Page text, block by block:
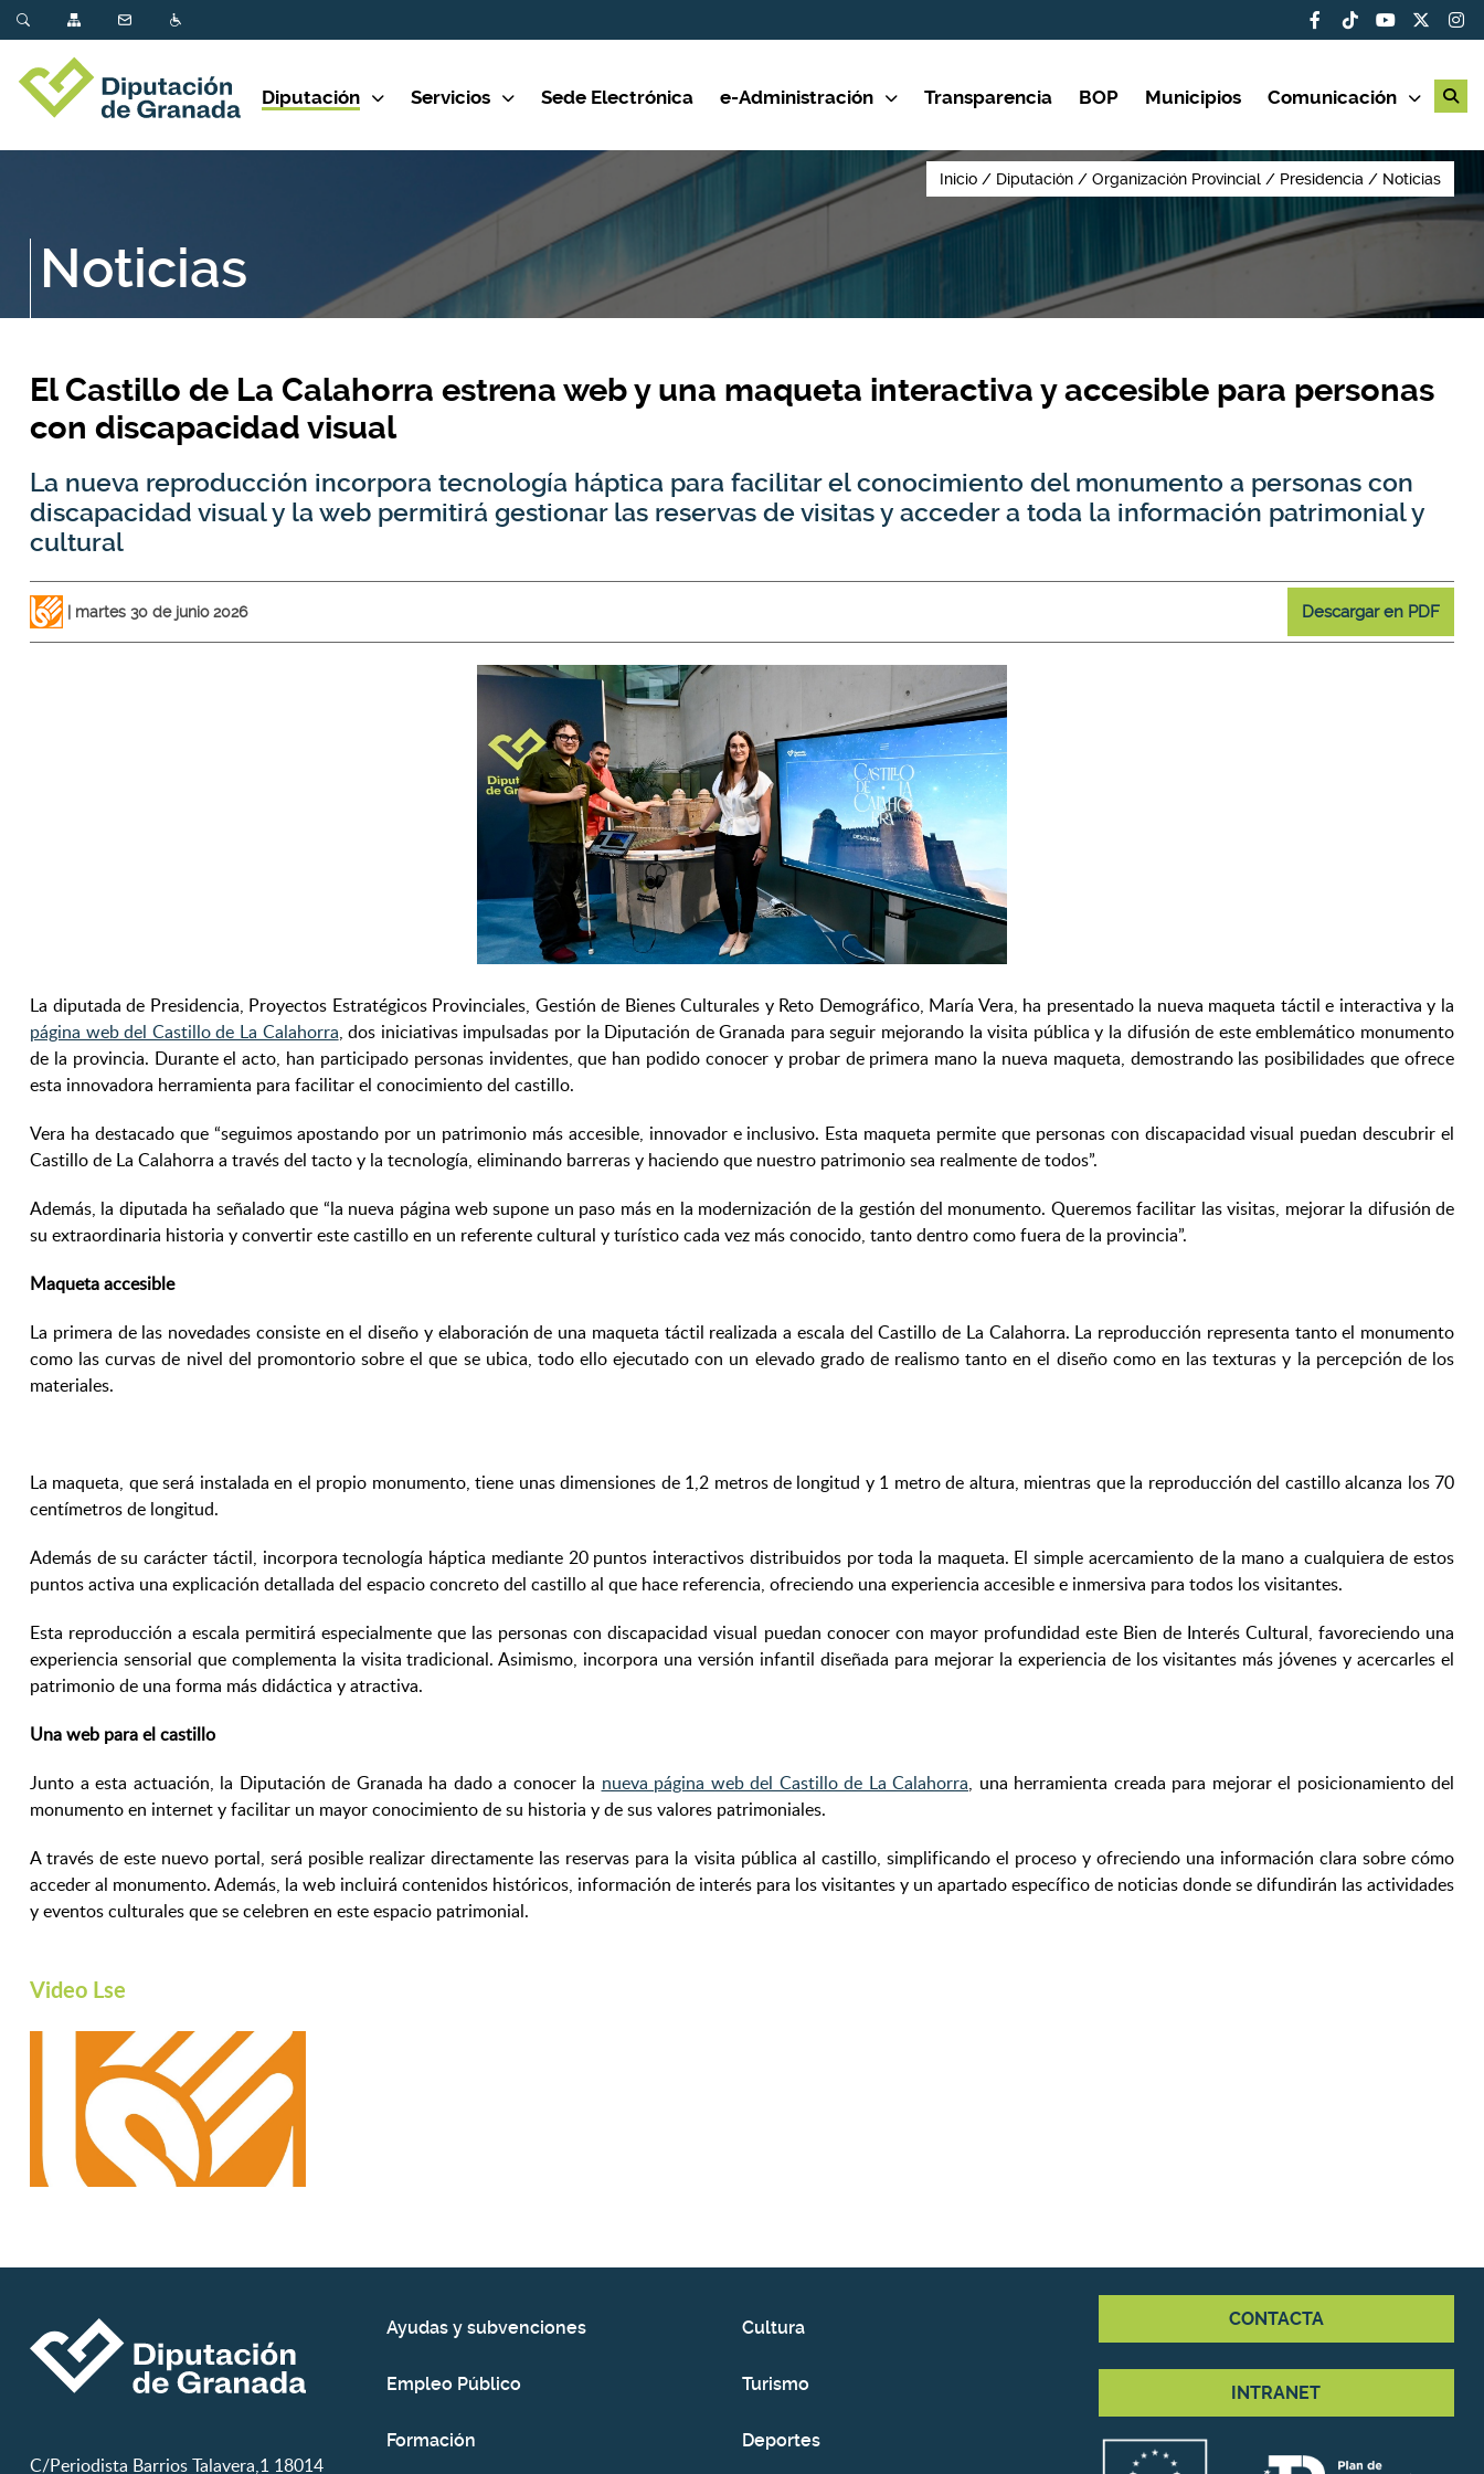
Diputación Servicios Sede Electrónica e-Administración Transparencia BOP Municipios Comunicación
Noticias
Inicio Diputación Organización Provincial Presidencia Noticias
El Castillo de La Calahorra estrena web y una maqueta interactiva y accesible para personas
con discapacidad visual
La nueva reproducción incorpora tecnología háptica para facilitar el conocimiento del monumento a personas con
discapacidad visual y la web permitirá gestionar las reservas de visitas y acceder a toda la información patrimonial y
cultural
martes 30 de junio 2026 Descargar en PDF
La diputada de Presidencia, Proyectos Estratégicos Provinciales, Gestión de Bienes Culturales y Reto Demográfico, María Vera, ha presentado la nueva maqueta táctil e interactiva y la
página web del Castillo de La Calahorra, dos iniciativas impulsadas por la Diputación de Granada para seguir mejorando la visita pública y la difusión de este emblemático monumento
de la provincia. Durante el acto, han participado personas invidentes, que han podido conocer y probar de primera mano la nueva maqueta, demostrando las posibilidades que ofrece
esta innovadora herramienta para facilitar el conocimiento del castillo.
Vera ha destacado que “seguimos apostando por un patrimonio más accesible, innovador e inclusivo. Esta maqueta permite que personas con discapacidad visual puedan descubrir el
Castillo de La Calahorra a través del tacto y la tecnología, eliminando barreras y haciendo que nuestro patrimonio sea realmente de todos”.
Además, la diputada ha señalado que “la nueva página web supone un paso más en la modernización de la gestión del monumento. Queremos facilitar las visitas, mejorar la difusión de
su extraordinaria historia y convertir este castillo en un referente cultural y turístico cada vez más conocido, tanto dentro como fuera de la provincia”.
Maqueta accesible
La primera de las novedades consiste en el diseño y elaboración de una maqueta táctil realizada a escala del Castillo de La Calahorra. La reproducción representa tanto el monumento
como las curvas de nivel del promontorio sobre el que se ubica, todo ello ejecutado con un elevado grado de realismo tanto en el diseño como en las texturas y la percepción de los
materiales.
La maqueta, que será instalada en el propio monumento, tiene unas dimensiones de 1,2 metros de longitud y 1 metro de altura, mientras que la reproducción del castillo alcanza los 70
centímetros de longitud.
Además de su carácter táctil, incorpora tecnología háptica mediante 20 puntos interactivos distribuidos por toda la maqueta. El simple acercamiento de la mano a cualquiera de estos
puntos activa una explicación detallada del espacio concreto del castillo al que hace referencia, ofreciendo una experiencia accesible e inmersiva para todos los visitantes.
Esta reproducción a escala permitirá especialmente que las personas con discapacidad visual puedan conocer con mayor profundidad este Bien de Interés Cultural, favoreciendo una
experiencia sensorial que complementa la visita tradicional. Asimismo, incorpora una versión infantil diseñada para mejorar la experiencia de los visitantes más jóvenes y acercarles el
patrimonio de una forma más didáctica y atractiva.
Una web para el castillo
Junto a esta actuación, la Diputación de Granada ha dado a conocer la nueva página web del Castillo de La Calahorra, una herramienta creada para mejorar el posicionamiento del
monumento en internet y facilitar un mayor conocimiento de su historia y de sus valores patrimoniales.
A través de este nuevo portal, será posible realizar directamente las reservas para la visita pública al castillo, simplificando el proceso y ofreciendo una información clara sobre cómo
acceder al monumento. Además, la web incluirá contenidos históricos, información de interés para los visitantes y un apartado específico de noticias donde se difundirán las actividades
y eventos culturales que se celebren en este espacio patrimonial.
Video Lse
C/Periodista Barrios Talavera,1 18014
Ayudas y subvenciones
Empleo Público
Formación
Cultura
Turismo
Deportes
CONTACTA
INTRANET